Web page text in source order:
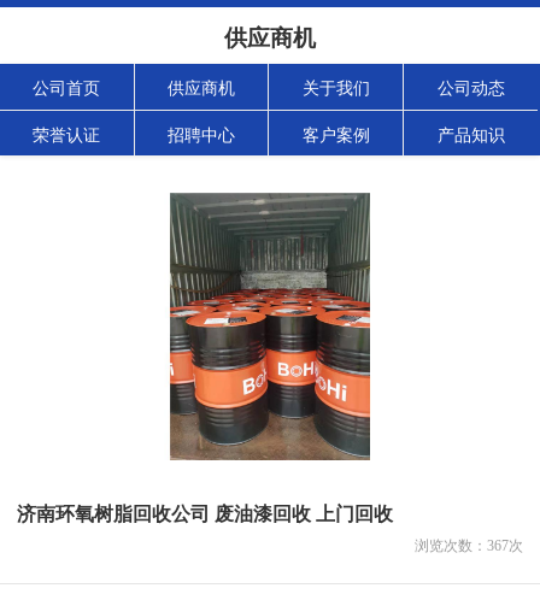
供应商机
公司首页 供应商机 关于我们 公司动态
荣誉认证 招聘中心 客户案例 产品知识
济南环氧树脂回收公司 废油漆回收 上门回收
浏览次数： 367次